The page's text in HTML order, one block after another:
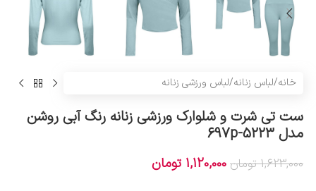
خانه/لباس زنانه/لباس ورزشی زنانه
ست تی شرت و شلوارک ورزشی زنانه رنگ آبی روشن
مدل 5223-697p
1,623,000 تومان 1,120,000 تومان